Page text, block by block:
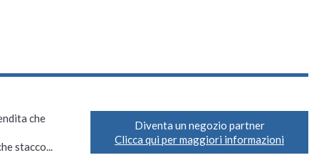
che
stacco...
Diventa un negozio partner
Clicca qui per maggiori informazioni